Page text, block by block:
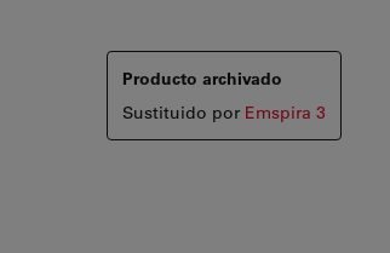
Producto archivado
Sustituido por Emspira 3